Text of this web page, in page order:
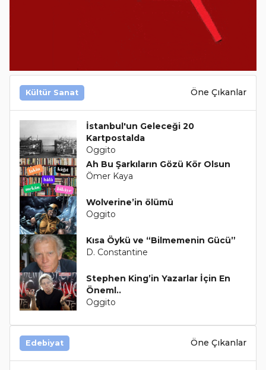
Kültür Sanat Öne Çıkanlar
İstanbul'un Geleceği 20
Kartpostalda
Oggito
Ah Bu Şarkıların Gözü Kör Olsun
Ömer Kaya
Wolverine’in ölümü
Oggito
Kısa Öykü ve “Bilmemenin Gücü”
D. Constantine
Stephen King’in Yazarlar İçin En
Öneml..
Oggito
Edebiyat Öne Çıkanlar